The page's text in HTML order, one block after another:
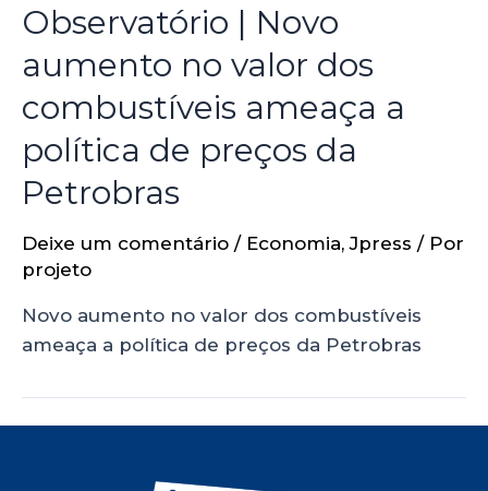
Observatório | Novo
aumento no valor dos
combustíveis ameaça a
política de preços da
Petrobras
Deixe um comentário / Economia,Jpress / Por
projeto
Novo aumento no valor dos combustíveis
ameaça a política de preços da Petrobras